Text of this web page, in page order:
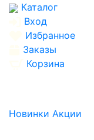
Каталог
Вход
Избранное
Заказы
Корзина
Новинки Акции